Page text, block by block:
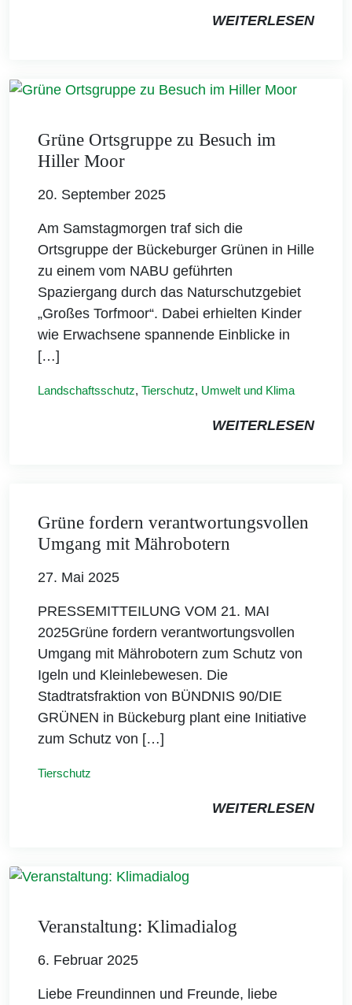
WEITERLESEN
Grüne Ortsgruppe zu Besuch im
Hiller Moor
20. September 2025
Am Samstagmorgen traf sich die
Ortsgruppe der Bückeburger Grünen in Hille
zu einem vom NABU geführten
Spaziergang durch das Naturschutzgebiet
„Großes Torfmoor“. Dabei erhielten Kinder
wie Erwachsene spannende Einblicke in
[…]
Landschaftsschutz, Tierschutz, Umwelt und Klima
WEITERLESEN
Grüne fordern verantwortungsvollen
Umgang mit Mährobotern
27. Mai 2025
PRESSEMITTEILUNG VOM 21. MAI
2025Grüne fordern verantwortungsvollen
Umgang mit Mährobotern zum Schutz von
Igeln und Kleinlebewesen. Die
Stadtratsfraktion von BÜNDNIS 90/DIE
GRÜNEN in Bückeburg plant eine Initiative
zum Schutz von […]
Tierschutz
WEITERLESEN
Veranstaltung: Klimadialog
6. Februar 2025
Liebe Freundinnen und Freunde, liebe